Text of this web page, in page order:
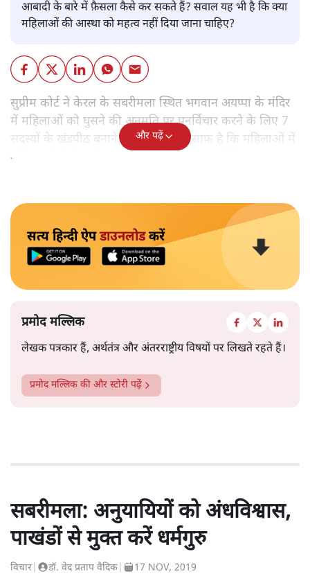
आबादी के बारे में फ़ैसला कैसे कर सकते हैं? सवाल यह भी है कि क्या
महिलाओं की आस्था को महत्व नहीं दिया जाना चाहिए?
सुप्रीम कोर्ट ने केरल के सबरीमला स्थित भगवान अयप्पा के मंदिर
में महिलाओं को घुसने की अनुमति पर पुनर्विचार करने के लिए 7
सदस्यों के खंडपीठ बनाने को कहा। इससे साफ़ है कि महिलाओं में
मंदिर जाने के फ़ैसले पर सरकार ने रोक नहीं लगाई है।
और पढ़ें
सत्य हिन्दी ऐपडाउनलोडकरें
प्रमोद मल्लिक
लेखक पत्रकार हैं, अर्थतंत्र और अंतरराष्ट्रीय विषयों पर लिखते रहते हैं।
प्रमोद मल्लिक की और स्टोरी पढ़ें
सबरीमला: अनुयायियों को अंधविश्वास,
पाखंडों से मुक्त करें धर्मगुरु
विचार डॉ. वेद प्रताप वैदिक 17 NOV, 2019